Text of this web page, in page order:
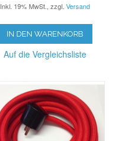
Inkl. 19% MwSt. ,zzgl.Versand
IN DEN WARENKORB
Auf die Vergleichsliste